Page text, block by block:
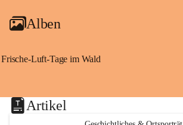
Alben
Frische-Luft-Tage im Wald
Artikel